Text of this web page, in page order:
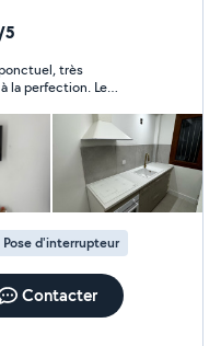
parements,
et finitions techniques
corps, rangements et
5
très
la perfection. Le
d’expliquer chaque
Facture conforme,
une personne
en rencontrer plus
!
Pose d'interrupteur
Contacter